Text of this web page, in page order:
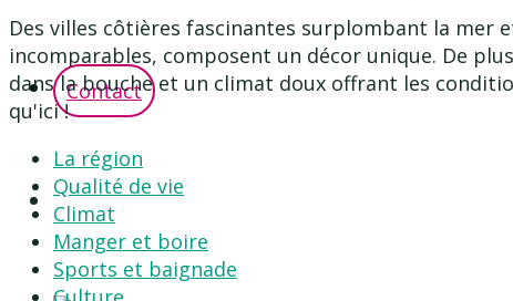
Contact
Des villes côtières fascinantes surplombant la mer
incomparables, composent un décor unique. De
dans la bouche et un climat doux offrant les
qu'ici !
La région
Qualité de vie
Climat
Manger et boire
Sports et baignade